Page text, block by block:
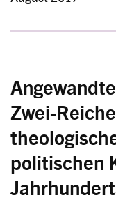
Zwei-
politischen